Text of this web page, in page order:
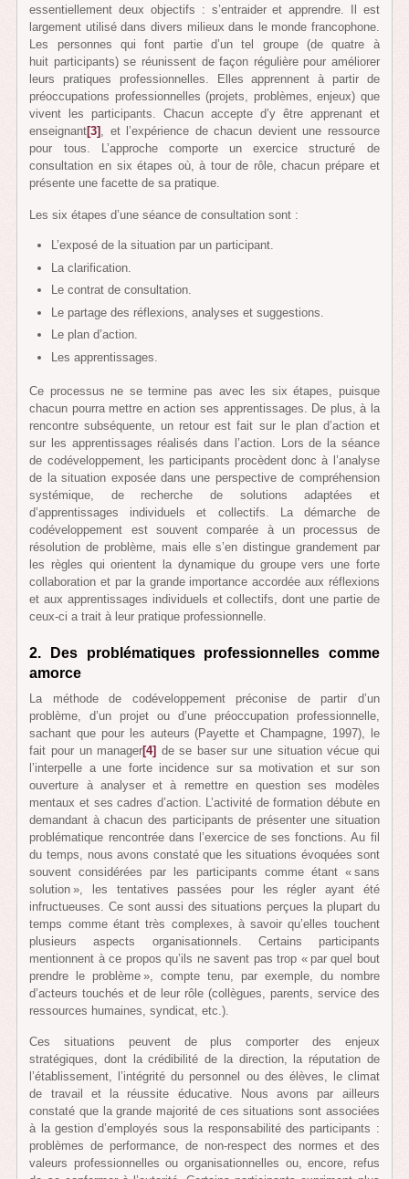
essentiellement deux objectifs : s’entraider et apprendre. Il est
largement utilisé dans divers milieux dans le monde francophone.
Les personnes qui font partie d’un tel groupe (de quatre à
huit participants) se réunissent de façon régulière pour améliorer
leurs pratiques professionnelles. Elles apprennent à partir de
préoccupations professionnelles (projets, problèmes, enjeux) que
vivent les participants. Chacun accepte d’y être apprenant et
enseignant[3]
, et l’expérience de chacun devient une ressource
pour tous. L’approche comporte un exercice structuré de
consultation en six étapes où, à tour de rôle, chacun prépare et
présente une facette de sa pratique.
Les six étapes d’une séance de consultation sont :
L’exposé de la situation par un participant.
La clarification.
Le contrat de consultation.
Le partage des réflexions, analyses et suggestions.
Le plan d’action.
Les apprentissages.
Ce processus ne se termine pas avec les six étapes, puisque
chacun pourra mettre en action ses apprentissages. De plus, à la
rencontre subséquente, un retour est fait sur le plan d’action et
sur les apprentissages réalisés dans l’action. Lors de la séance
de codéveloppement, les participants procèdent donc à l’analyse
de la situation exposée dans une perspective de compréhension
systémique, de recherche de solutions adaptées et
d’apprentissages individuels et collectifs. La démarche de
codéveloppement est souvent comparée à un processus de
résolution de problème, mais elle s’en distingue grandement par
les règles qui orientent la dynamique du groupe vers une forte
collaboration et par la grande importance accordée aux réflexions
et aux apprentissages individuels et collectifs, dont une partie de
ceux-ci a trait à leur pratique professionnelle.
2. Des problématiques professionnelles comme
amorce
La méthode de codéveloppement préconise de partir d’un
problème, d’un projet ou d’une préoccupation professionnelle,
sachant que pour les auteurs (Payette et Champagne, 1997), le
fait pour un manager[4] de se baser sur une situation vécue qui
l’interpelle a une forte incidence sur sa motivation et sur son
ouverture à analyser et à remettre en question ses modèles
mentaux et ses cadres d’action. L’activité de formation débute en
demandant à chacun des participants de présenter une situation
problématique rencontrée dans l’exercice de ses fonctions. Au fil
du temps, nous avons constaté que les situations évoquées sont
souvent considérées par les participants comme étant « sans
solution », les tentatives passées pour les régler ayant été
infructueuses. Ce sont aussi des situations perçues la plupart du
temps comme étant très complexes, à savoir qu’elles touchent
plusieurs aspects organisationnels. Certains participants
mentionnent à ce propos qu’ils ne savent pas trop « par quel bout
prendre le problème », compte tenu, par exemple, du nombre
d’acteurs touchés et de leur rôle (collègues, parents, service des
ressources humaines, syndicat, etc.).
Ces situations peuvent de plus comporter des enjeux
stratégiques, dont la crédibilité de la direction, la réputation de
l’établissement, l’intégrité du personnel ou des élèves, le climat
de travail et la réussite éducative. Nous avons par ailleurs
constaté que la grande majorité de ces situations sont associées
à la gestion d’employés sous la responsabilité des participants :
problèmes de performance, de non-respect des normes et des
valeurs professionnelles ou organisationnelles ou, encore, refus